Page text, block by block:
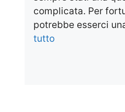
complicata. Per
potrebbe esserci
tutto